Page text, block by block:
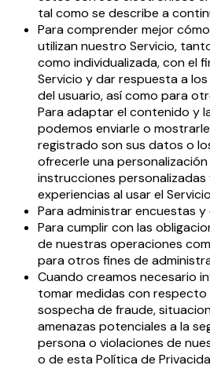
tal como se describe a
Para comprender mejor
utilizan nuestro Servicio,
como individualizada, con el
Servicio y dar respuesta a
del usuario, así como para
Para adaptar el contenido y
podemos enviarle o
registrado son sus datos o
ofrecerle una
instrucciones
experiencias al usar el
Para administrar encuestas
Para cumplir con las
de nuestras operaciones
para otros fines de
Cuando creamos necesario
tomar medidas con respecto
sospecha de fraude,
amenazas potenciales a la
persona o violaciones de
o de esta Política de